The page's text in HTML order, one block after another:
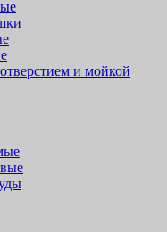
и мойкой